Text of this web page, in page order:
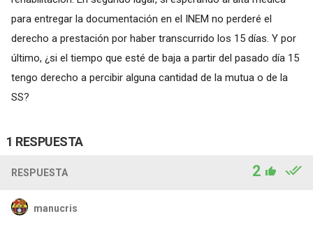
para entregar la documentación en el INEM no perderé el
derecho a prestación por haber transcurrido los 15 días. Y por
último, ¿si el tiempo que esté de baja a partir del pasado día 15
tengo derecho a percibir alguna cantidad de la mutua o de la
SS?
1 RESPUESTA
RESPUESTA 2
manucris